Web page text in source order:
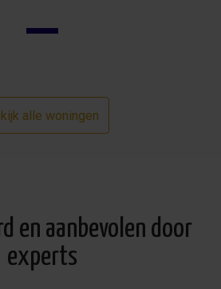
alle woningen
en aanbevolen door
experts